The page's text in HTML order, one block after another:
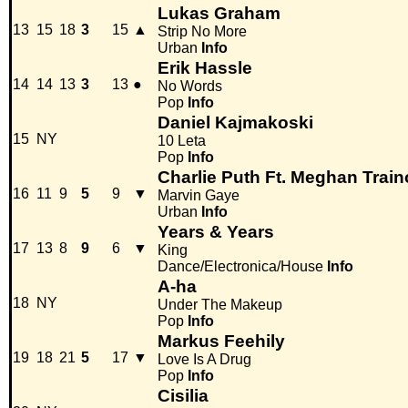
13 15 18 3 15 ▲
Lukas Graham
Strip No More
Urban Info
14 14 13 3 13 ●
Erik Hassle
No Words
Pop Info
15 NY
Daniel Kajmakoski
10 Leta
Pop Info
16 11 9 5 9 ▼
Charlie Puth Ft. Meghan
Marvin Gaye
Urban Info
17 13 8 9 6 ▼
Years & Years
King
Dance/Electronica/House Info
18 NY
A-ha
Under The Makeup
Pop Info
19 18 21 5 17 ▼
Markus Feehily
Love Is A Drug
Pop Info
Cisilia